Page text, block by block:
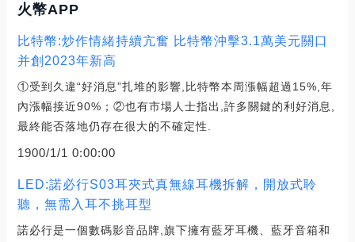
火幣APP
比特幣:炒作情緒持續亢奮 比特幣沖擊3.1萬美元關口
并創2023年新高
①受到久違“好消息”扎堆的影響,比特幣本周漲幅超過15%,年
內漲幅接近90%；②也有市場人士指出,許多關鍵的利好消息,
最終能否落地仍存在很大的不確定性.
1900/1/1 0:00:00
LED:諾必行S03耳夾式真無線耳機拆解，開放式聆
聽，無需入耳不挑耳型
諾必行是一個數碼影音品牌,旗下擁有藍牙耳機、藍牙音箱和